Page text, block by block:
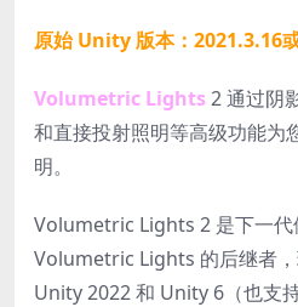
原始 Unity 版本：2021.3.16
Volumetric Lights2 通过阴
和直接投射照明等高级功能为
明。
Volumetric Lights 2 是下一代
Volumetric Lights 的后继者
Unity 2022 和 Unity 6（也支